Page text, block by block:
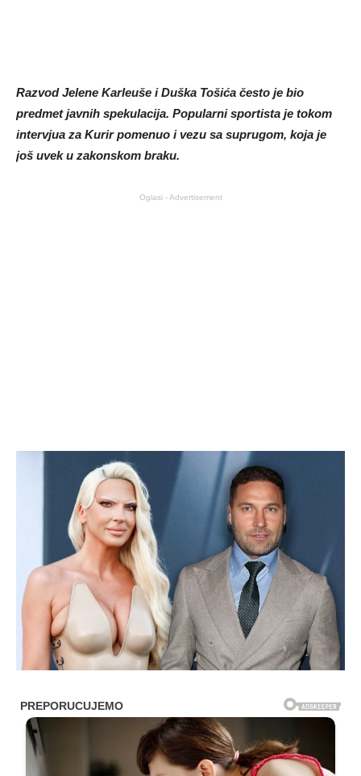
Razvod Jelene Karleuše i Duška Tošića često je bio
predmet javnih spekulacija. Popularni sportista je tokom
intervjua za Kurir pomenuo i vezu sa suprugom, koja je
još uvek u zakonskom braku.
Oglasi - Advertisement